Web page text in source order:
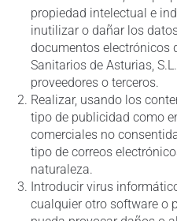
propiedad intelectual e
inutilizar o dañar los
documentos electrónicos
Sanitarios de Asturias,
proveedores o terceros.
Realizar, usando los
tipo de publicidad como
comerciales no
tipo de correos
naturaleza.
Introducir virus
cualquier otro software o